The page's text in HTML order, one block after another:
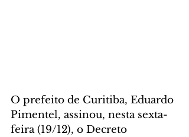
O prefeito de Curitiba, Eduardo
Pimentel, assinou, nesta sexta-
feira (19/12), o Decreto